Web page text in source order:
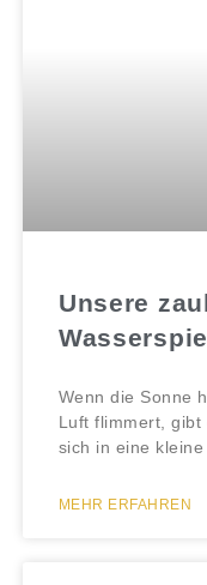
Unsere
Wenn die Sonne
Luft flimmert, gibt
sich in eine
MEHR ERFAHREN